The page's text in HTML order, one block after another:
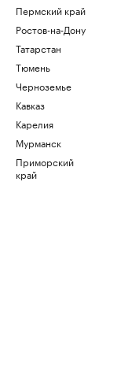
Пермский край
Ростов-на-Дону
Татарстан
Тюмень
Черноземье
Кавказ
Карелия
Мурманск
Приморский
край